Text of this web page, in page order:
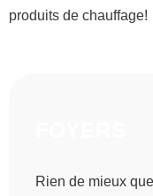
produits de chauffage!
Rien de mieux